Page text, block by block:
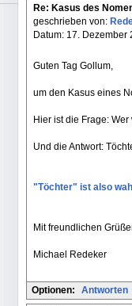
Re: Kasus des
geschrieben von:
Datum: 17. Dezember
Guten Tag Gollum,
um den Kasus eines
Hier ist die Frage:
Und die Antwort:
"Töchter" ist also
Mit freundlichen
Michael Redeker
Optionen: Antworten